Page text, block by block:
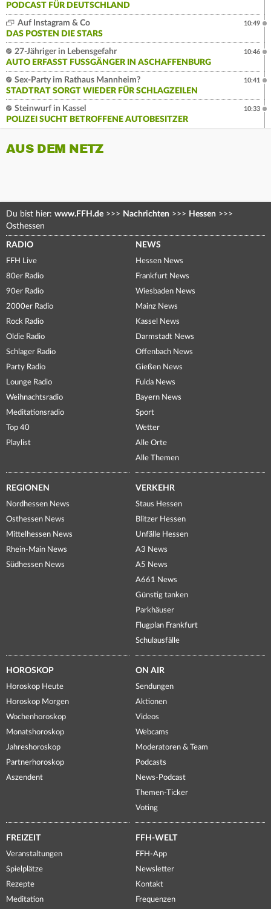
PODCAST FÜR DEUTSCHLAND
Auf Instagram & Co
DAS POSTEN DIE STARS
10:49
27-Jähriger in Lebensgefahr
AUTO ERFASST FUSSGÄNGER IN ASCHAFFENBURG
10:46
Sex-Party im Rathaus Mannheim?
STADTRAT SORGT WIEDER FÜR SCHLAGZEILEN
10:41
Steinwurf in Kassel
POLIZEI SUCHT BETROFFENE AUTOBESITZER
10:33
AUS DEM NETZ
Du bist hier: www.FFH.de >>> Nachrichten >>> Hessen >>>
Osthessen
RADIO
FFH Live
80er Radio
90er Radio
2000er Radio
Rock Radio
Oldie Radio
Schlager Radio
Party Radio
Lounge Radio
Weihnachtsradio
Meditationsradio
Top 40
Playlist
NEWS
Hessen News
Frankfurt News
Wiesbaden News
Mainz News
Kassel News
Darmstadt News
Offenbach News
Gießen News
Fulda News
Bayern News
Sport
Wetter
Alle Orte
Alle Themen
REGIONEN
Nordhessen News
Osthessen News
Mittelhessen News
Rhein-Main News
Südhessen News
VERKEHR
Staus Hessen
Blitzer Hessen
Unfälle Hessen
A3 News
A5 News
A661 News
Günstig tanken
Parkhäuser
Flugplan Frankfurt
Schulausfälle
HOROSKOP
Horoskop Heute
Horoskop Morgen
Wochenhoroskop
Monatshoroskop
Jahreshoroskop
Partnerhoroskop
Aszendent
ON AIR
Sendungen
Aktionen
Videos
Webcams
Moderatoren & Team
Podcasts
News-Podcast
Themen-Ticker
Voting
FREIZEIT
Veranstaltungen
Spielplätze
Rezepte
Meditation
FFH-WELT
FFH-App
Newsletter
Kontakt
Frequenzen